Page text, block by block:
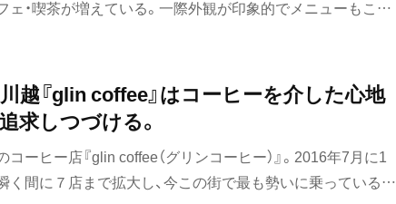
・喫茶が増えている。一際外観が印象的でメニューもこだ
越『glin coffee』はコーヒーを介した心地
求しつづける。
ーヒー店『glin coffee（グリンコーヒー）』。2016年7月に1
間に７店まで拡大し、今この街で最も勢いに乗っている店